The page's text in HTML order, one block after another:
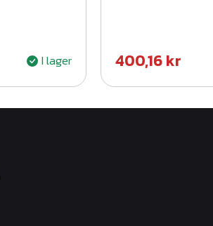
I lager 400,16kr